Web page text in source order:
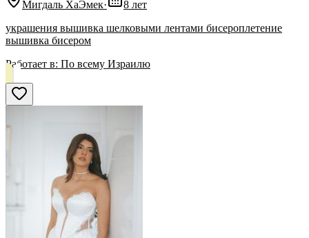
Мигдаль ХаЭмек·
8 лет
украшения вышивка шелковыми лентами бисероплетение
вышивка бисером
Работает в: По всему Израилю